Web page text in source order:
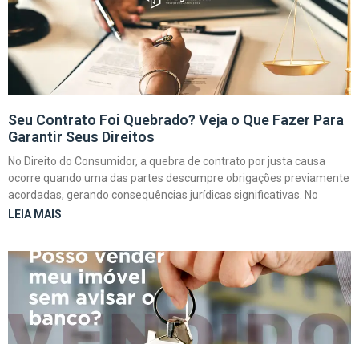
Seu Contrato Foi Quebrado? Veja o Que Fazer Para
Garantir Seus Direitos
No Direito do Consumidor, a quebra de contrato por justa causa
ocorre quando uma das partes descumpre obrigações previamente
acordadas, gerando consequências jurídicas significativas. No
LEIA MAIS